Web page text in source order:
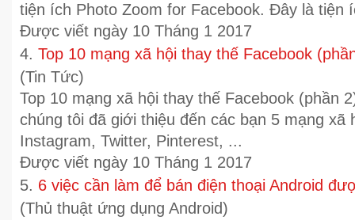
tiện ích Photo Zoom for Facebook. Đây là tiện
Được viết ngày 10 Tháng 1 2017
4. Top 10 mạng xã hội thay thế Facebook
(Tin Tức)
Top 10 mạng xã hội thay thế Facebook (phần
chúng tôi đã giới thiệu đến các bạn 5 mạng xã
Instagram, Twitter, Pinterest, ...
Được viết ngày 10 Tháng 1 2017
5. 6 việc cần làm để bán điện thoại Android
(Thủ thuật ứng dụng Android)